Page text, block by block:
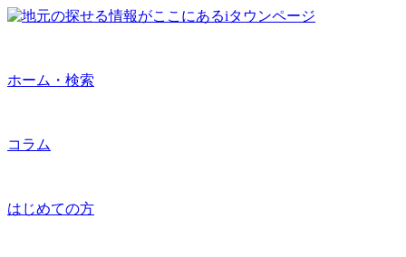
ホーム・検索
コラム
はじめての方